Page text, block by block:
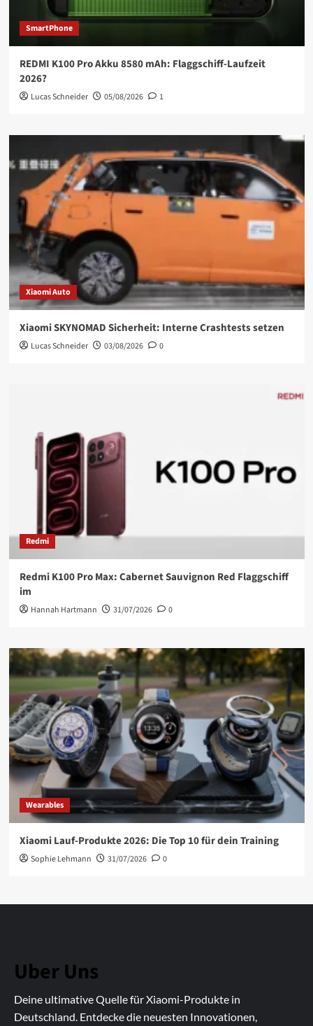
SmartPhone
REDMI K100 Pro Akku 8580 mAh: Flaggschiff-Laufzeit
2026?
Lucas Schneider 05/08/2026 1
Xiaomi Auto
Xiaomi SKYNOMAD Sicherheit: Interne Crashtests setzen
Lucas Schneider 03/08/2026 0
Redmi
Redmi K100 Pro Max: Cabernet Sauvignon Red Flaggschiff
im
Hannah Hartmann 31/07/2026 0
Wearables
Xiaomi Lauf-Produkte 2026: Die Top 10 für dein Training
Sophie Lehmann 31/07/2026 0
Uber Uns
Deine ultimative Quelle für Xiaomi-Produkte in
Deutschland. Entdecke die neuesten Innovationen,